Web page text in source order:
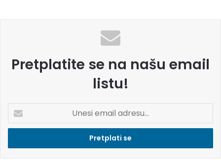
Pretplatite se na našu email
listu!
e
i
e